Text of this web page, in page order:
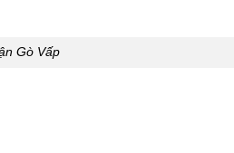
Gò Vấp